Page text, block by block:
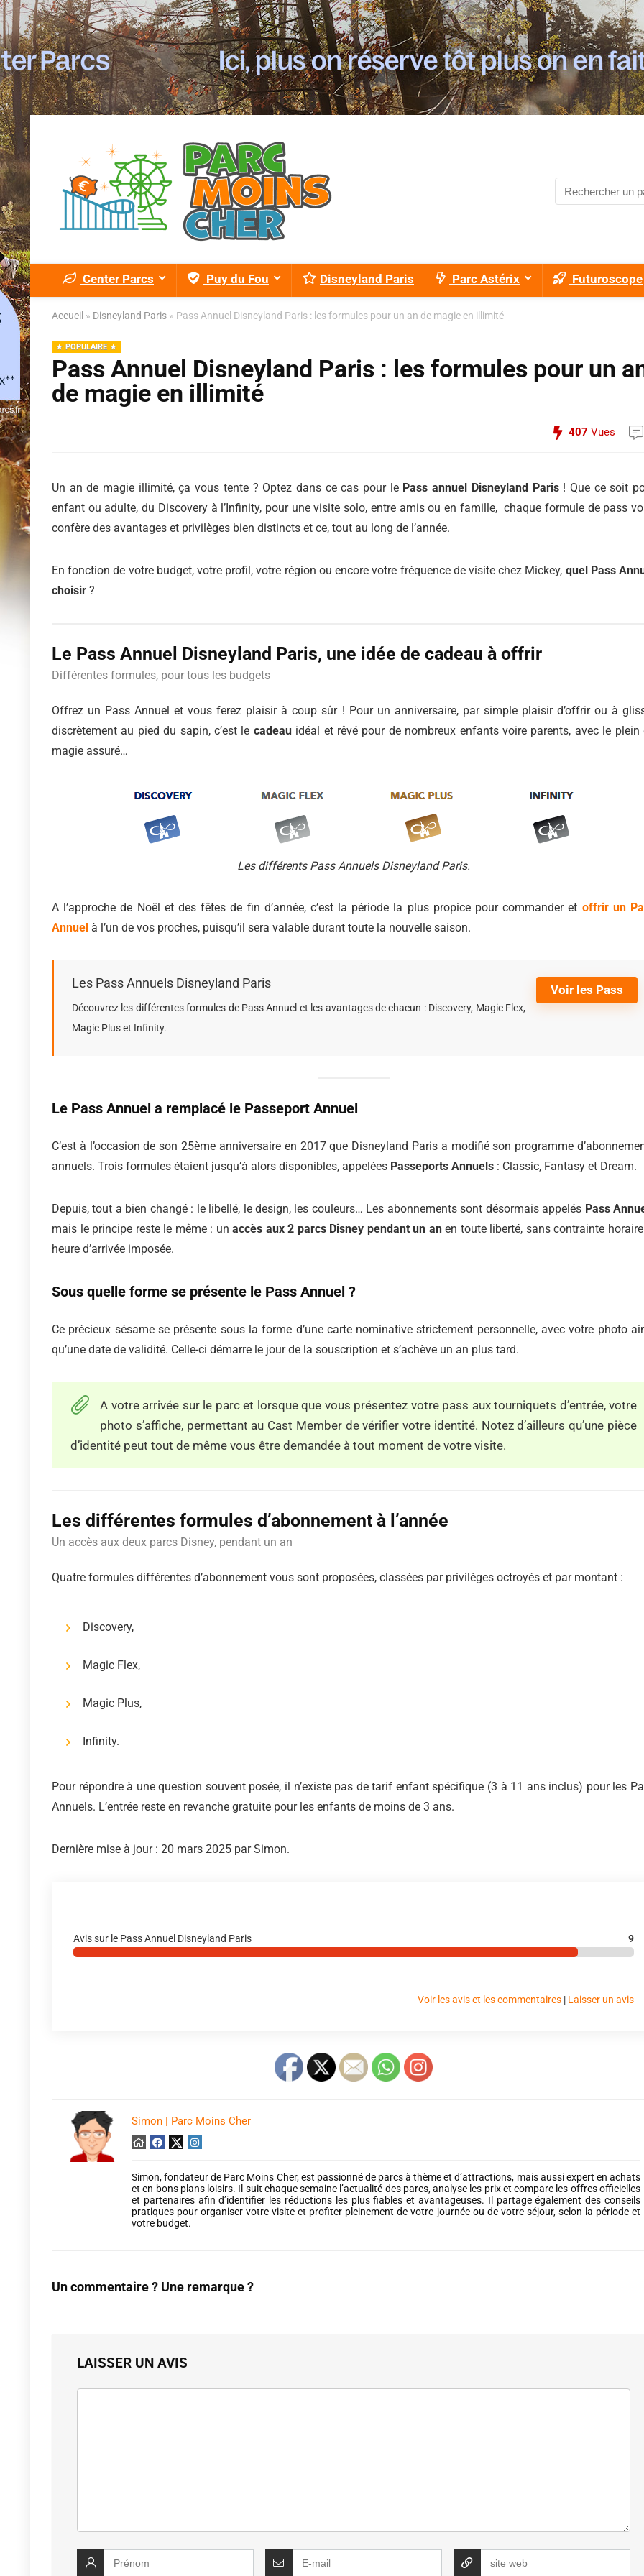
Center Parcs Puy du Fou Disneyland Paris Parc Astérix Futuroscope
Accueil » Disneyland Paris » Pass Annuel Disneyland Paris : les formules pour un an de magie en illimité
POPULAIRE
Pass Annuel Disneyland Paris : les formules pour un
de magie en illimité
407 Vues
Un an de magie illimité, ça vous tente ? Optez dans ce cas pour le Pass annuel Disneyland Paris! Que ce soit
enfant ou adulte, du Discovery à l’Infinity, pour une visite solo, entre amis ou en famille, chaque formule de pass
confère des avantages et privilèges bien distincts et ce, tout au long de l’année.
En fonction de votre budget, votre profil, votre région ou encore votre fréquence de visite chez Mickey, quel Pass
choisir ?
Le Pass Annuel Disneyland Paris, une idée de cadeau à offrir
Différentes formules, pour tous les budgets
Offrez un Pass Annuel et vous ferez plaisir à coup sûr ! Pour un anniversaire, par simple plaisir d’offrir ou à
discrètement au pied du sapin, c’est le cadeauidéal et rêvé pour de nombreux enfants voire parents, avec le plein
magie assuré…
Les différents Pass Annuels Disneyland Paris.
A l’approche de Noël et des fêtes de fin d’année, c’est la période la plus propice pour commander et offrir un
Annuel à l’un de vos proches, puisqu’il sera valable durant toute la nouvelle saison.
Voir les Pass
Les Pass Annuels Disneyland Paris
Découvrez les différentes formules de Pass Annuel et les avantages de chacun : Discovery, Magic Flex,
Magic Plus et Infinity.
Le Pass Annuel a remplacé le Passeport Annuel
C’est à l’occasion de son 25ème anniversaire en 2017 que Disneyland Paris a modifié son programme
annuels. Trois formules étaient jusqu’à alors disponibles, appelées Passeports Annuels : Classic, Fantasy et Dream.
Depuis, tout a bien changé : le libellé, le design, les couleurs… Les abonnements sont désormais appelés Pass
mais le principe reste le même : un accès aux 2 parcs Disney pendant un anen toute liberté, sans contrainte
heure d’arrivée imposée.
Sous quelle forme se présente le Pass Annuel ?
Ce précieux sésame se présente sous la forme d’une carte nominative strictement personnelle, avec votre photo
qu’une date de validité. Celle-ci démarre le jour de la souscription et s’achève un an plus tard.
A votre arrivée sur le parc et lorsque que vous présentez votre pass aux tourniquets d’entrée, votre
photo s’affiche, permettant au Cast Member de vérifier votre identité. Notez d’ailleurs qu’une pièce
d’identité peut tout de même vous être demandée à tout moment de votre visite.
Les différentes formules d’abonnement à l’année
Un accès aux deux parcs Disney, pendant un an
Quatre formules différentes d’abonnement vous sont proposées, classées par privilèges octroyés et par montant :
Discovery,
Magic Flex,
Magic Plus,
Infinity.
Pour répondre à une question souvent posée, il n’existe pas de tarif enfant spécifique (3 à 11 ans inclus) pour les
Annuels. L’entrée reste en revanche gratuite pour les enfants de moins de 3 ans.
Dernière mise à jour : 20 mars 2025 par Simon.
Avis sur le Pass Annuel Disneyland Paris 9
Laisser un avis
|
Voir les avis et les commentaires
Simon | Parc Moins Cher
Simon, fondateur de Parc Moins Cher, est passionné de parcs à thème et d’attractions, mais aussi expert en achats
et en bons plans loisirs. Il suit chaque semaine l’actualité des parcs, analyse les prix et compare les offres officielles
et partenaires afin d’identifier les réductions les plus fiables et avantageuses. Il partage également des conseils
pratiques pour organiser votre visite et profiter pleinement de votre journée ou de votre séjour, selon la période et
votre budget.
Un commentaire ? Une remarque ?
LAISSER UN AVIS